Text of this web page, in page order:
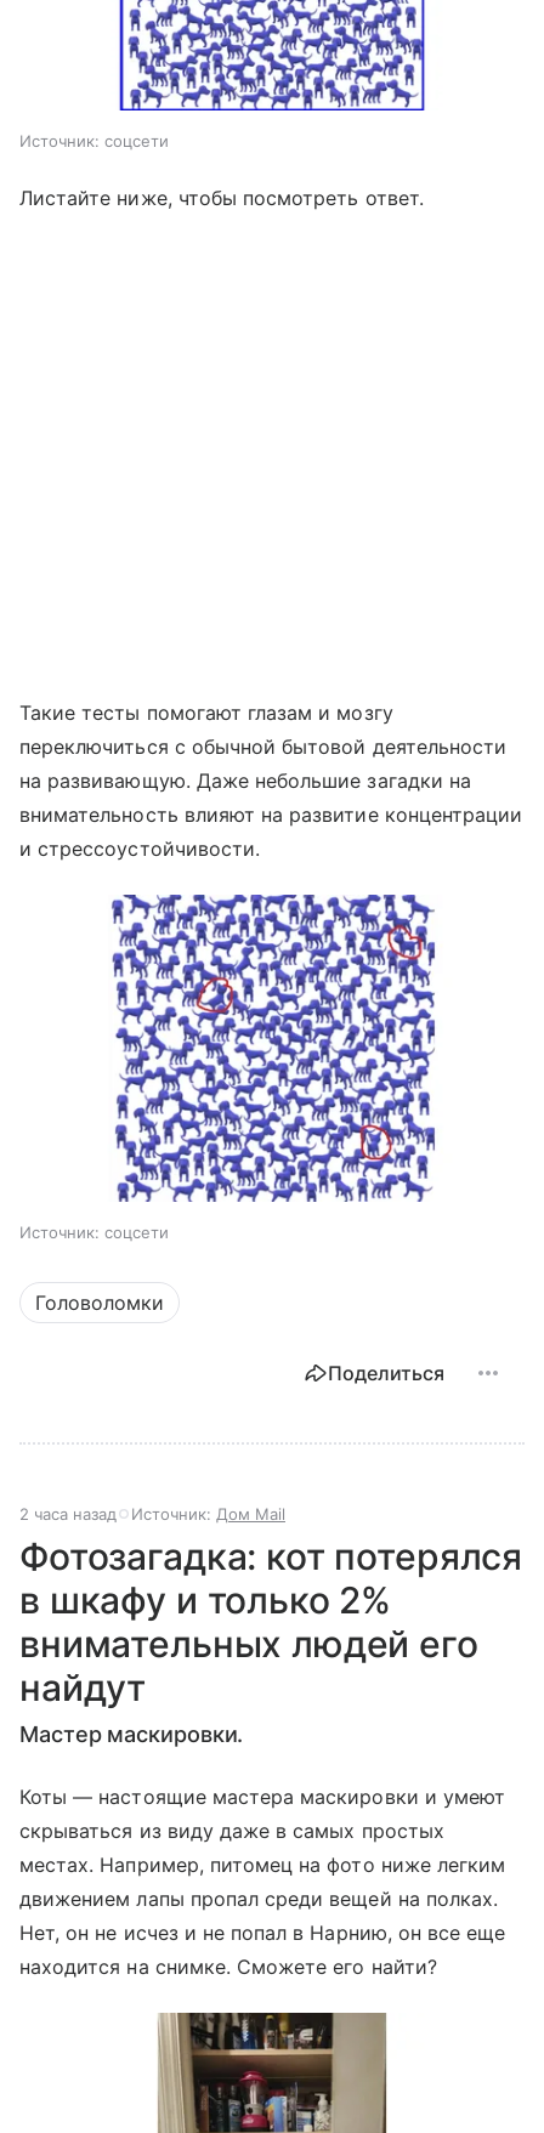
Источник: соцсети
Листайте ниже, чтобы посмотреть ответ.
Такие тесты помогают глазам и мозгу
переключиться с обычной бытовой деятельности
на развивающую. Даже небольшие загадки на
внимательность влияют на развитие концентрации
и стрессоустойчивости.
Источник: соцсети
Головоломки
Поделиться
2 часа назад Источник: Дом Mail
Фотозагадка: кот потерялся
в шкафу и только 2%
внимательных людей его
найдут
Мастер маскировки.
Коты — настоящие мастера маскировки и умеют
скрываться из виду даже в самых простых
местах. Например, питомец на фото ниже легким
движением лапы пропал среди вещей на полках.
Нет, он не исчез и не попал в Нарнию, он все еще
находится на снимке. Сможете его найти?